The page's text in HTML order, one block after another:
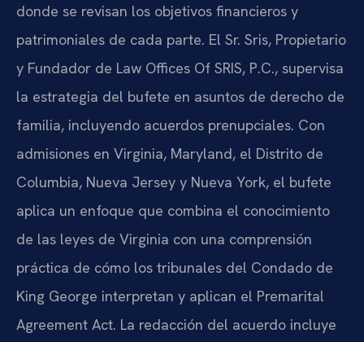
donde se revisan los objetivos financieros y
patrimoniales de cada parte. El Sr. Sris, Propietario
y Fundador de Law Offices Of SRIS, P.C., supervisa
la estrategia del bufete en asuntos de derecho de
familia, incluyendo acuerdos prenupciales. Con
admisiones en Virginia, Maryland, el Distrito de
Columbia, Nueva Jersey y Nueva York, el bufete
aplica un enfoque que combina el conocimiento
de las leyes de Virginia con una comprensión
práctica de cómo los tribunales del Condado de
King George interpretan y aplican el Premarital
Agreement Act. La redacción del acuerdo incluye